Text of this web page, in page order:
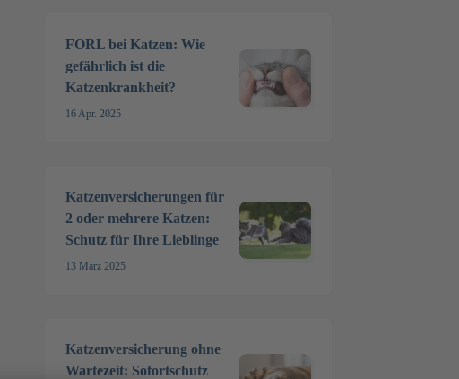
FORL bei Katzen: Wie
gefährlich ist die
Katzenkrankheit?
16 Apr. 2025
Katzenversicherungen für
2 oder mehrere Katzen:
Schutz für Ihre Lieblinge
13 März 2025
Katzenversicherung ohne
Wartezeit: Sofortschutz